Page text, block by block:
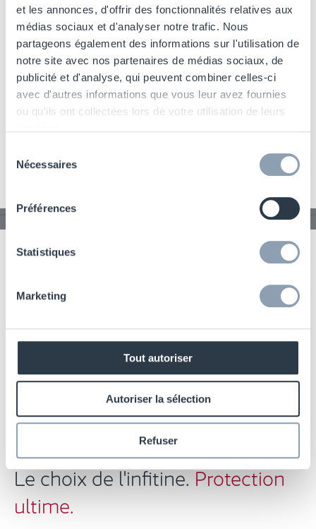
et les annonces, d'offrir des fonctionnalités relatives aux
médias sociaux et d'analyser notre trafic. Nous
partageons également des informations sur l'utilisation de
notre site avec nos partenaires de médias sociaux, de
publicité et d'analyse, qui peuvent combiner celles-ci
avec d'autres informations que vous leur avez fournies
ou qu'ils ont collectées lors de votre utilisation de leurs
Nécessaires
Préférences
Statistiques
Marketing
Tout autoriser
Autoriser la sélection
Refuser
Le choix de l'infitine.Protection
ultime.